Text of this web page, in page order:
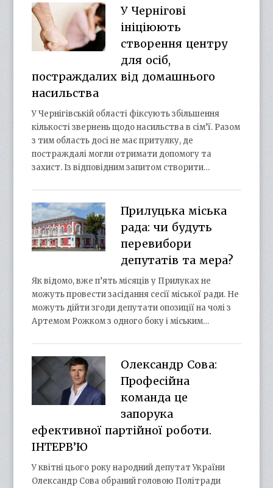
У Чернігові
ініціюють
створення центру
для осіб,
постраждалих від домашнього
насильства
У Чернігівській області фіксують збільшення
кількості звернень щодо насильства в сім’ї. Разом
з тим область досі не має притулку, де
постраждалі могли отримати допомогу та
захист. Із відповідним запитом створити…
Прилуцька міська
рада: чи будуть
перевибори
депутатів та мера?
Як відомо, вже п’ять місяців у Прилуках не
можуть провести засідання сесії міської ради. Не
можуть дійти згоди депутати опозиції на чолі з
Артемом Рожком з одного боку і міським…
Олександр Сова:
Професійна
команда це
запорука
ефективної партійної роботи.
ІНТЕРВ’Ю
У квітні цього року народний депутат України
Олександр Сова обраний головою Політради